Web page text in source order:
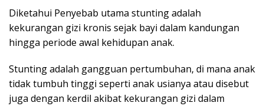
Diketahui Penyebab utama stunting adalah
kekurangan gizi kronis sejak bayi dalam kandungan
hingga periode awal kehidupan anak.
Stunting adalah gangguan pertumbuhan, di mana anak
tidak tumbuh tinggi seperti anak usianya atau disebut
juga dengan kerdil akibat kekurangan gizi dalam